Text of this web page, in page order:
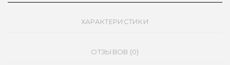
ХАРАКТЕРИСТИКИ
ОТЗЫВОВ (0)